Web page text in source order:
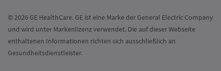
© 2026 GE HealthCare. GE ist eine Marke der General Electric Company
und wird unter Markenlizenz verwendet. Die auf dieser Webseite
enthaltenen Informationen richten sich ausschließlich an
Gesundheitsdienstleister.